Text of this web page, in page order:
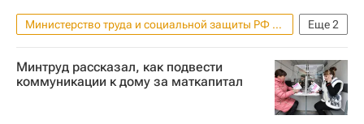
Еще2
Министерство труда и социальной защиты РФ (Минтруд России)
Жилье
Материнский капитал
Минтруд рассказал, как подвести
коммуникации к дому за маткапитал